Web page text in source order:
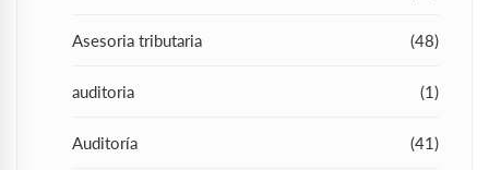
Asesoria tributaria (48)
auditoria (1)
Auditoría (41)